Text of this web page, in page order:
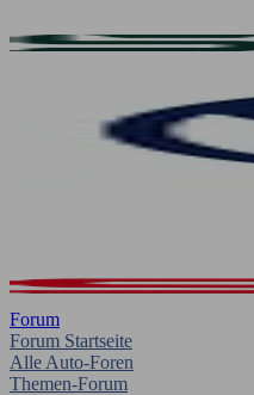
Forum
Forum Startseite
Alle Auto-Foren
Themen-Forum